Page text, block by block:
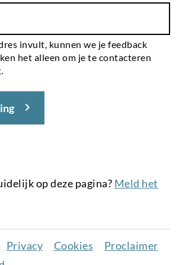
invult, kunnen we je feedback
het alleen om je te contacteren
op deze pagina? Meld het
Privacy Cookies
Proclaimer